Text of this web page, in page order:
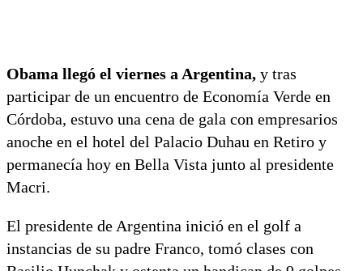
Obama llegó el viernes a Argentina, y tras
participar de un encuentro de Economía Verde en
Córdoba, estuvo una cena de gala con empresarios
anoche en el hotel del Palacio Duhau en Retiro y
permanecía hoy en Bella Vista junto al presidente
Macri.
El presidente de Argentina inició en el golf a
instancias de su padre Franco, tomó clases con